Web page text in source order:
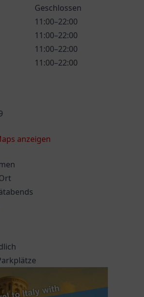
Geschlossen
11:00–22:00
11:00–22:00
11:00–22:00
11:00–22:00
anzeigen